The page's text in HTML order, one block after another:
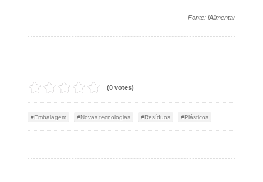
Fonte: iAlimentar
(0 votes)
Embalagem Novas tecnologias Resíduos Plásticos